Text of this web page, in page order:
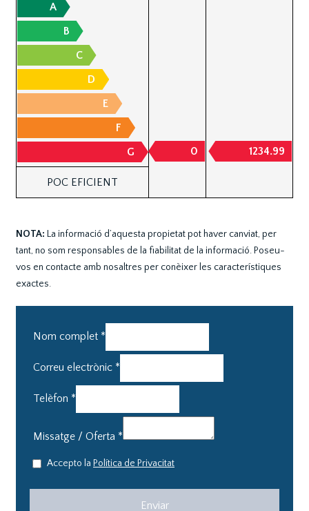
A
B
C
D
E
F
G
0 1234.99
POC EFICIENT
NOTA: La informació d’aquesta propietat pot haver canviat, per
tant, no som responsables de la fiabilitat de la informació. Poseu-
vos en contacte amb nosaltres per conèixer les característiques
exactes.
Nom complet *
Correu electrònic *
Telèfon *
Missatge / Oferta *
Accepto la Política de Privacitat